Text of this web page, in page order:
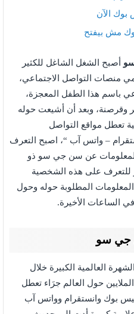
الآن
مش بيفتح
أصبح الشغل الشاغل للكثير
منصات التواصل الاجتماعي،
باسم هذا الطفل المعجزة،
وقرصنة، وبعد أن أشيعت حوله
تعطل مواقع التواصل
– واتس آب “، اصبح التعرف
المعلومات عن سن جي سو ذو
للتعرف على هذه الشخصية
المطلوبة حوله وحول
الساعات الأخيرة.
جي سو
العالمية الكبيرة خلال
حول العالم جرَاء تعطل
بوك وانستقرام وواتس آب